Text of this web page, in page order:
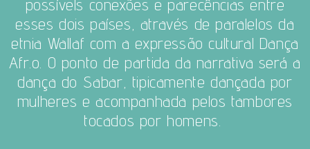
possívels conexões e parecências entre
esses dois países, através de paralelos da
etnia Wallaf com a expressão cultural Dança
Afr.o. O ponto de partida da narrativa será a
dança do Sabar, tipicamente dançada por
mulheres e acompanhada pelos tambores
tocados por homens.